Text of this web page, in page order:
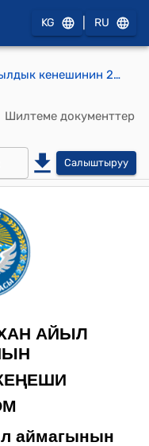
KG RU
Исхак-Полотхан айылдык кенешинин 2024-жылдын 12-июнундагы №132 "Исхак-Полотхан айыл аймагындагы Жеңиш айылына гөрүстөн үчүн 5,0 га жер аянтын ажыратып берүү жөнүндө" токтому.
Шилтеме документтер
Салыштыруу